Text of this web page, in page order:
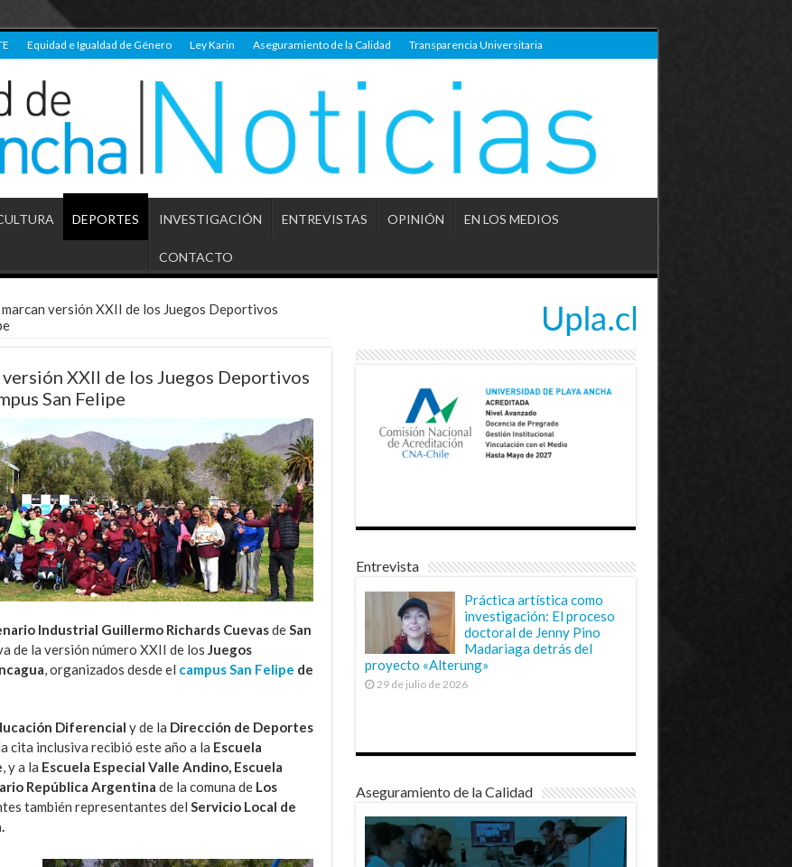
Equidad e Igualdad de Género Ley Karin Aseguramiento de la Calidad Transparencia Universitaria
DEPORTES INVESTIGACIÓN ENTREVISTAS OPINIÓN EN LOS MEDIOS
CONTACTO
versión XXII de los Juegos Deportivos
XXII de los Juegos Deportivos
San Felipe
Industrial Guillermo Richards Cuevasde San
de la versión número XXII de los Juegos
, organizados desde el campus San Felipe de
Diferencial y de la Dirección de Deportes
la cita inclusiva recibió este año a la Escuela
, y a la Escuela Especial Valle Andino, Escuela
República Argentina de la comuna de Los
también representantes del Servicio Local de
Entrevista
Práctica artística como
investigación: El proceso
doctoral de Jenny Pino
Madariaga detrás del
proyecto «Alterung»
29 de julio de 2026
Aseguramiento de la Calidad